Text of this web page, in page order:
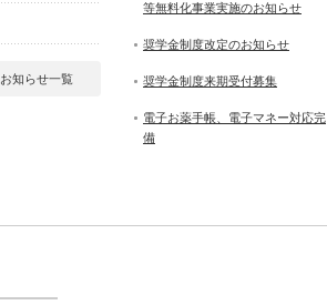
お知らせ一覧
等無料化事業実施のお知らせ
奨学金制度改定のお知らせ
奨学金制度来期受付募集
電子お薬手帳、電子マネー対応完
備